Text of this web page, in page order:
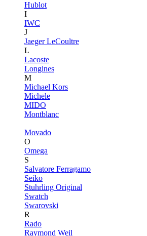
Hublot
I
IWC
J
Jaeger LeCoultre
L
Lacoste
Longines
M
Michael Kors
Michele
MIDO
Montblanc
Movado
O
Omega
S
Salvatore Ferragamo
Seiko
Stuhrling Original
Swatch
Swarovski
R
Rado
Raymond Weil